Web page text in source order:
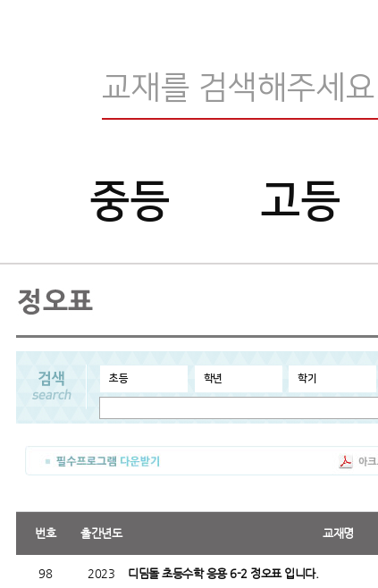
교
재
색
중등 고등
번호 출간년도 교재명
98 2023 디딤돌 초등수학 응용 6-2 정오표 입니다.